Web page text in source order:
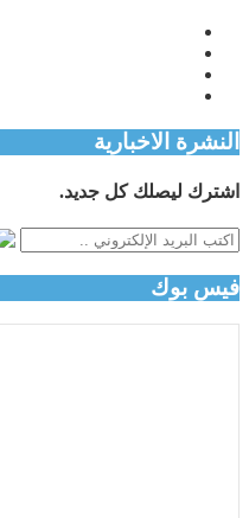
النشرة الاخبارية
اشترك ليصلك كل جديد.
فيس بوك